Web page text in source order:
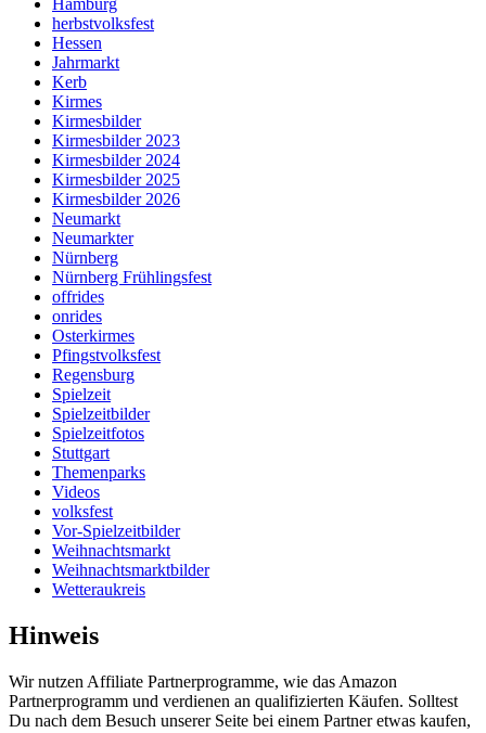
herbstvolksfest
Hessen
Jahrmarkt
Kerb
Kirmes
Kirmesbilder
Kirmesbilder 2023
Kirmesbilder 2024
Kirmesbilder 2025
Kirmesbilder 2026
Neumarkt
Neumarkter
Nürnberg
Nürnberg Frühlingsfest
offrides
onrides
Osterkirmes
Pfingstvolksfest
Regensburg
Spielzeit
Spielzeitbilder
Spielzeitfotos
Stuttgart
Themenparks
Videos
volksfest
Vor-Spielzeitbilder
Weihnachtsmarkt
Weihnachtsmarktbilder
Wetteraukreis
Hinweis
Wir nutzen Affiliate Partnerprogramme, wie das Amazon
Partnerprogramm und verdienen an qualifizierten Käufen. Solltest
Du nach dem Besuch unserer Seite bei einem Partner etwas kaufen,